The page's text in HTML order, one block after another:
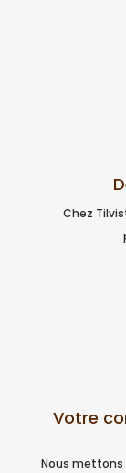
Chez
Votre
Nous mettons